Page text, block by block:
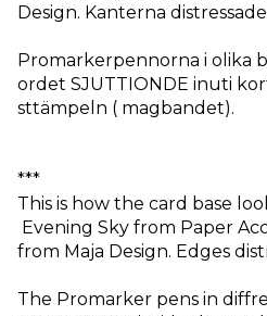
Design. Kanterna
Promarkerpennorna i olika
ordet SJUTTIONDE inuti
sttämpeln ( magbandet).
***
This is how the card base
Evening Sky from Paper
from Maja Design. Edges
The Promarker pens in